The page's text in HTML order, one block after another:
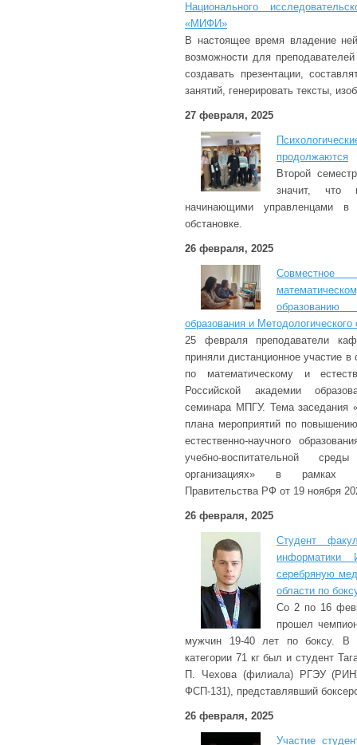
Национального
«МИФИ»
В настоящее время владение
возможности для
создавать презентации,
занятий, генерировать тексты,
27 февраля, 2025
продолжаются
Второй
значит, что
начинающими управленцами в
обстановке.
26 февраля, 2025
образования и
25 февраля преподаватели
приняли дистанционное участие
по математическому и
Российской академии
семинара МПГУ. Тема заседания
плана мероприятий по
естественно-научного
учебно-воспитательной
организациях» в рамках
Правительства РФ от 19 ноября
26 февраля, 2025
Студент
информатики
серебряную
области по
Со 2 по 16
прошел
мужчин 19-40 лет по боксу. В
категории 71 кг был и студент
П. Чехова (филиала) РГЭУ
ФСП-131), представлявший
26 февраля, 2025
Участие